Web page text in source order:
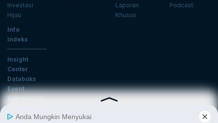
Investasi
Hijau
Laporan
Khusus
Podcast
Info
Indeks
Insight
Center
Databoks
Event
KatadataOto